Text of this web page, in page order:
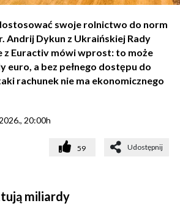
swoje rolnictwo do norm
Andrij Dykun z Ukraińskiej Rady
z Euractiv mówi wprost: to może
euro, a bez pełnego dostępu do
rachunek nie ma ekonomicznego
20:00h
59 Udostępnij
miliardy